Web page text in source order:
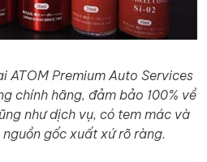
ATOM Premium Auto Services
chính hãng, đảm bảo 100% về
như dịch vụ, có tem mác và
gốc xuất xứ rõ ràng.